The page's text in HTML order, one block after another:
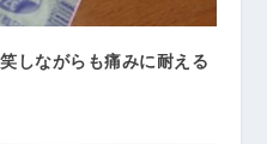
しながらも痛みに耐える